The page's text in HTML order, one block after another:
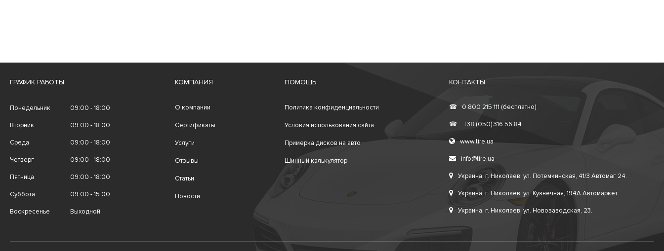
ГРАФИК РАБОТЫ
Понедельник 09:00 - 18:00
Вторник 09:00 - 18:00
Среда 09:00 - 18:00
Четверг 09:00 - 18:00
Пятница 09:00 - 18:00
Суббота 09:00 - 15:00
Воскресенье Выходной
КОМПАНИЯ
О компании
Сертификаты
Услуги
Отзывы
Статьи
Новости
ПОМОЩЬ
Политика конфиденциальности
Условия использования сайта
Примерка дисков на авто
Шинный калькулятор
КОНТАКТЫ
☎ 0 800 215 111 (бесплатно)
☎ +38 (050) 316 56 84
www.tire.ua
info@tire.ua
Украина, г. Николаев, ул. Потемкинская, 41/3 Автомаг 24.
Украина, г. Николаев, ул. Кузнечная, 194А Автомаркет.
Украина, г. Николаев, ул. Новозаводская, 23.